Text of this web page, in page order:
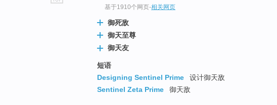
基于1910个网页-相关网页
御死敌
御天至尊
御天友
短语
Designing Sentinel Prime
设计御天敌
Sentinel Zeta Prime
御天敌